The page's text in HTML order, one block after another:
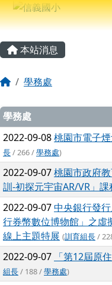
跳至主內容區
信義國小
導覽列
主內容區域
本站消息
回首頁學務處
文章列表
學務處
2022-09-08桃園市電子
長/ 266 /學務處)
2022-09-07桃園市政府
訓-初探元宇宙AR/VR」課
2022-09-07中央銀行發
行券幣數位博物館」之虛
線上主題特展 (訓育組長/
2022-09-07 「第12屆原
組長/ 188 /學務處)
頁尾區域